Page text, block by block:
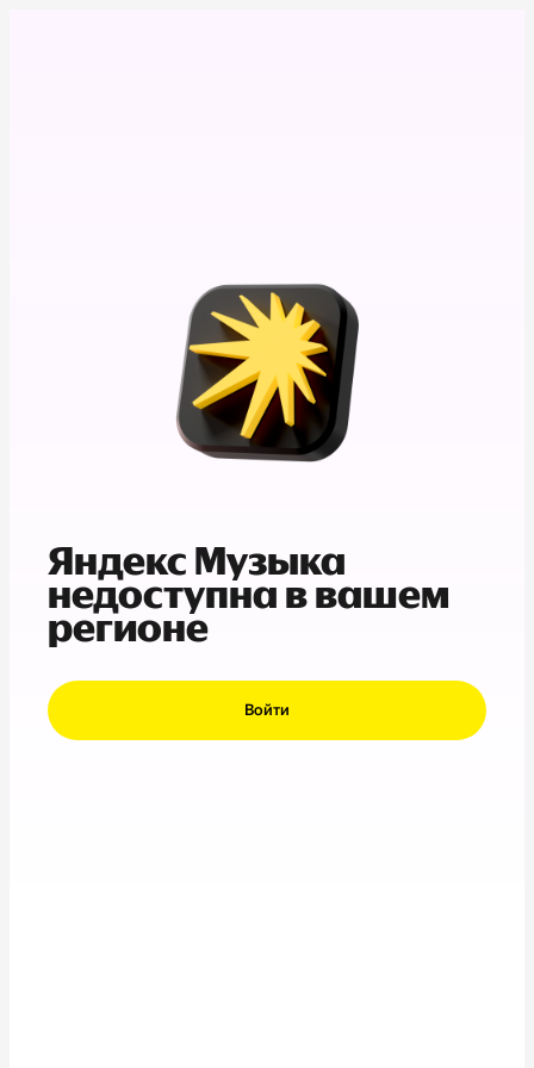
Яндекс Музыка
недоступна в вашем
регионе
Войти